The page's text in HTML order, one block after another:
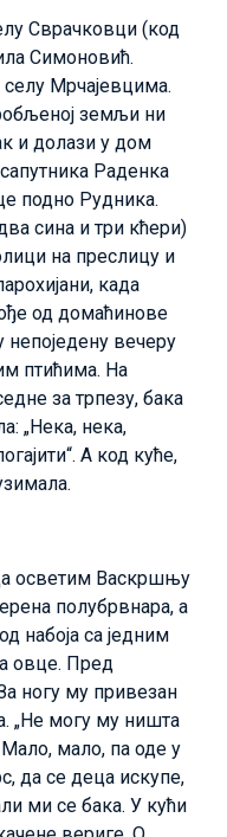
Сврачковци (код
Симоновић.
Мрчајевцима.
земљи ни
и долази у дом
Раденка
подно Рудника.
сина и три кћери)
на преслицу и
када
од домаћинове
непоједену вечеру
птићима. На
за трпезу, бака
„Нека, нека,
А код куће,
осветим Васкршњу
полубрвнара, а
набоја са једним
овце. Пред
ногу му привезан
„Не могу му ништа
Мало, мало, па оде у
да се деца искупе,
ми се бака. У кући